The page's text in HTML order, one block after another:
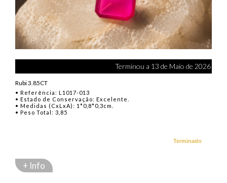
Terminou a 13 de Maio de 2026
Rubi 3.85CT
• Referência: L1017-013
• Estado de Conservação: Excelente.
• Medidas (CxLxA): 1*0,8*0,3cm.
• Peso Total: 3,85
Terminado
+ Info